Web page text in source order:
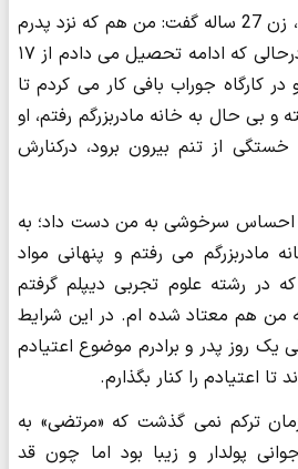
به گزارش روزنامه خراسان، زن 27 ساله گفت: من هم که نزد پدرم
خیاطی را آموخته بودم، درحالی که ادامه تحصیل می دادم از ۱۷
در کارگاه جوراب بافی کار می کردم تا
بی حال به خانه مادربزرگم رفتم، او
خستگی از تنم بیرون برود، درکنارش
احساس سرخوشی به من دست داد؛ به
مادربزرگم می رفتم و پنهانی مواد
در رشته علوم تجربی دیپلم گرفتم
من هم معتاد شده ام. در این شرایط
یک روز پدر و برادرم موضوع اعتیادم
تا اعتیادم را کنار بگذارم.
ترکم نمی گذشت که «مرتضی» به
پولدار و زیبا بود اما چون قد